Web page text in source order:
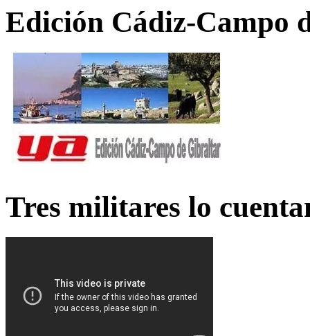
Edición Cádiz-Campo
Tres militares lo